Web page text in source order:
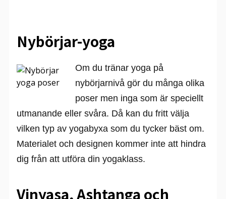
Nybörjar-yoga
Om du tränar yoga på
nybörjarnivå gör du många olika
poser men inga som är speciellt
utmanande eller svåra. Då kan du fritt välja
vilken typ av yogabyxa som du tycker bäst om.
Materialet och designen kommer inte att hindra
dig från att utföra din yogaklass.
Vinyasa, Ashtanga och